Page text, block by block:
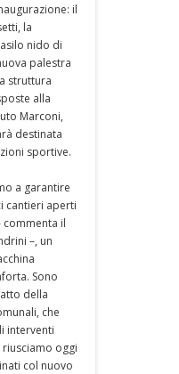
il
la
nido di
palestra
struttura
alla
Marconi,
destinata
sportive.
a garantire
cantieri aperti
il
–, un
Sono
della
che
interventi
oggi
col nuovo